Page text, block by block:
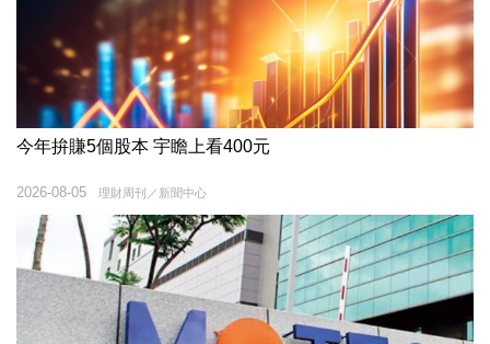
今年拚賺5個股本 宇瞻上看400元
理財周刊／新聞中心
2026-08-05